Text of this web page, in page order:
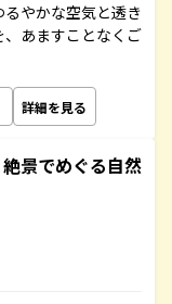
やかな空気と透き
あますことなくご
詳細を見る
景でめぐる自然